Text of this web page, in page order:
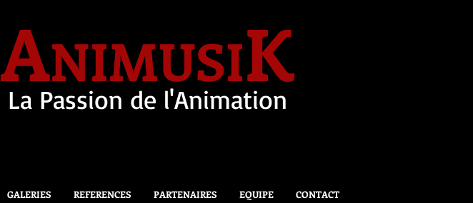
ANIMUSIK
La Passion de l'Animation
GALERIES REFERENCES PARTENAIRES EQUIPE CONTACT